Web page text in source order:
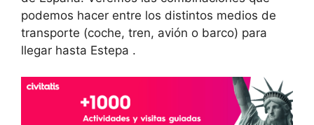
podemos hacer entre los distintos medios de
transporte (coche, tren, avión o barco) para
llegar hasta Estepa .